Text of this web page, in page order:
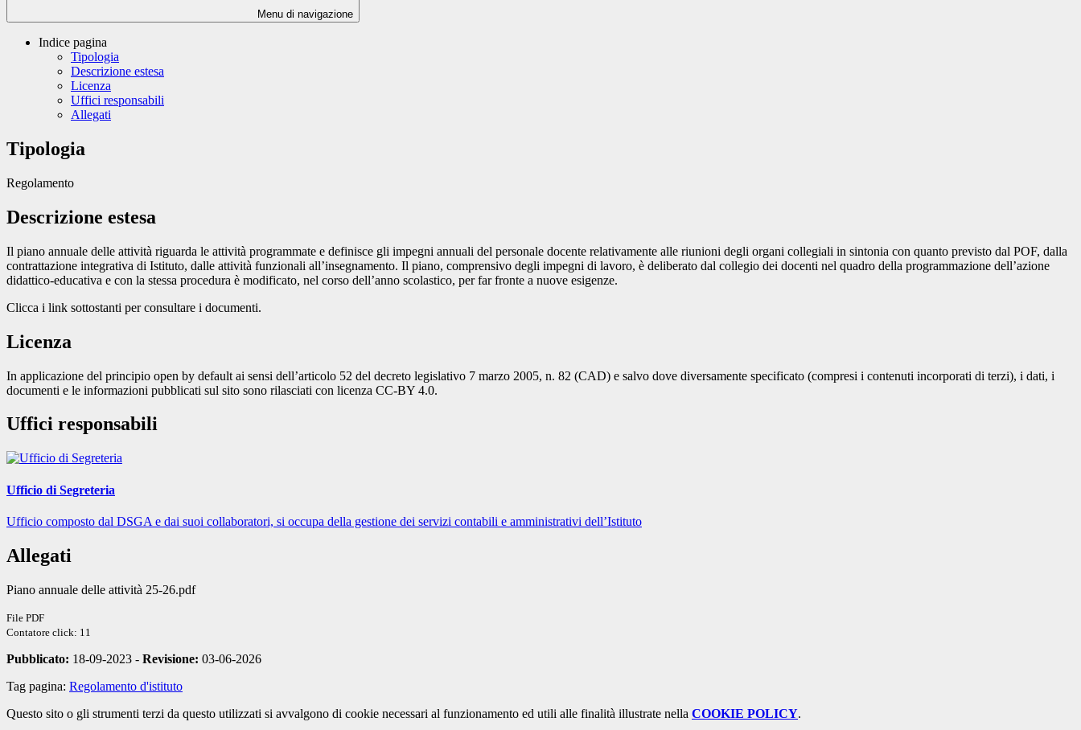
Menu di navigazione
Indice pagina
Tipologia
Descrizione estesa
Licenza
Uffici responsabili
Allegati
Tipologia
Regolamento
Descrizione estesa
Il piano annuale delle attività riguarda le attività programmate e definisce gli impegni annuali del personale docente relativamente alle riunioni degli organi collegiali in sintonia con quanto previsto dal POF, dalla
contrattazione integrativa di Istituto, dalle attività funzionali all’insegnamento. Il piano, comprensivo degli impegni di lavoro, è deliberato dal collegio dei docenti nel quadro della programmazione dell’azione
didattico-educativa e con la stessa procedura è modificato, nel corso dell’anno scolastico, per far fronte a nuove esigenze.
Clicca i link sottostanti per consultare i documenti.
Licenza
In applicazione del principio open by default ai sensi dell’articolo 52 del decreto legislativo 7 marzo 2005, n. 82 (CAD) e salvo dove diversamente specificato (compresi i contenuti incorporati di terzi), i dati, i
documenti e le informazioni pubblicati sul sito sono rilasciati con licenza CC-BY 4.0.
Uffici responsabili
Ufficio di Segreteria
Ufficio composto dal DSGA e dai suoi collaboratori, si occupa della gestione dei servizi contabili e amministrativi dell’Istituto
Allegati
Piano annuale delle attività 25-26.pdf
File PDF
Contatore click: 11
Pubblicato: 18-09-2023 - Revisione: 03-06-2026
Tag pagina: Regolamento d'istituto
Questo sito o gli strumenti terzi da questo utilizzati si avvalgono di cookie necessari al funzionamento ed utili alle finalità illustrate nella COOKIE POLICY.